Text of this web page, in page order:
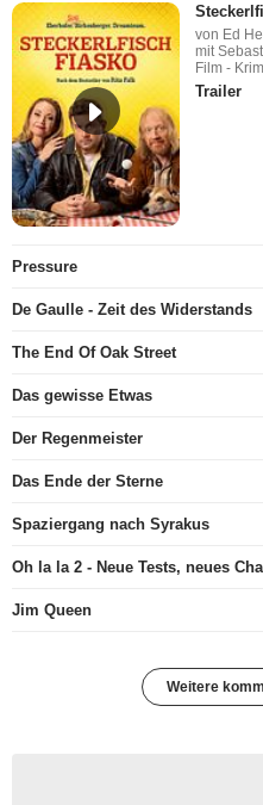
von Ed
mit
Film -
Trailer
Pressure
De Gaulle - Zeit des Widerstands
The End Of Oak Street
Das gewisse Etwas
Der Regenmeister
Das Ende der Sterne
Spaziergang nach Syrakus
Oh la la 2 - Neue Tests, neues
Jim Queen
Weitere